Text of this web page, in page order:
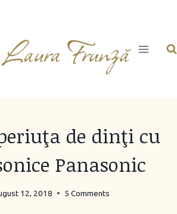
de dinţi cu
Panasonic
12, 2018 5 Comments